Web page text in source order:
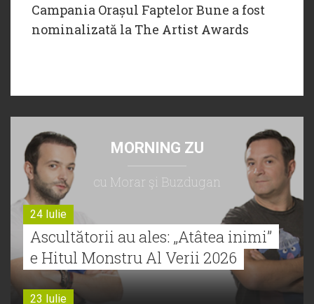
Campania Orașul Faptelor Bune a fost
nominalizată la The Artist Awards
MORNING ZU
cu Morar şi Buzdugan
24 Iulie
Ascultătorii au ales: „Atâtea inimi”
e Hitul Monstru Al Verii 2026
23 Iulie